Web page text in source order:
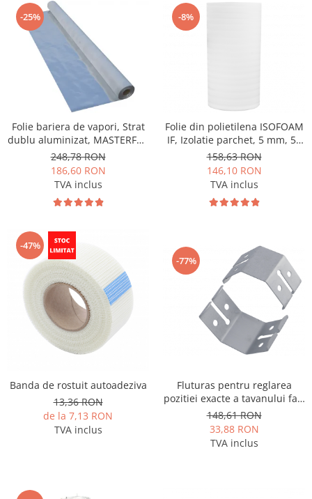
-25%
Folie bariera de vapori, Strat
dublu aluminizat, MASTERFOL
SD 100 ALU, 75 mp
248,78 RON
186,60 RON
TVA inclus
-8%
Folie din polietilena ISOFOAM
IF, Izolatie parchet, 5 mm, 50
mp
158,63 RON
146,10 RON
TVA inclus
-47%
Banda de rostuit autoadeziva
13,36 RON
de la 7,13 RON
TVA inclus
-77%
Fluturas pentru reglarea
pozitiei exacte a tavanului fals
(100 buc/pachet)
148,61 RON
33,88 RON
TVA inclus